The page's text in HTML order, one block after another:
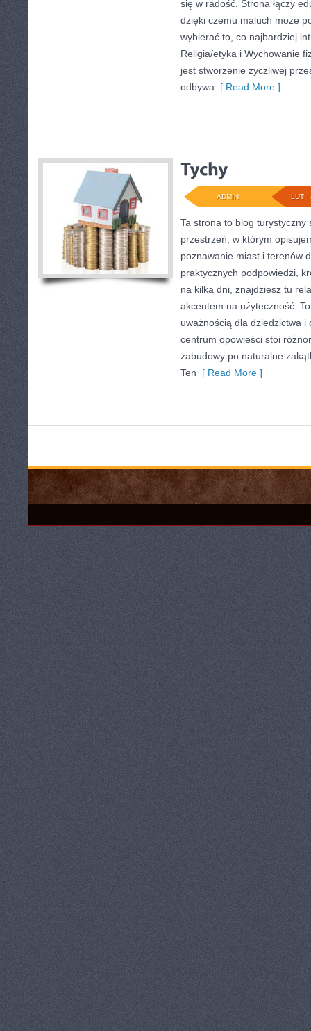
się w radość. Strona łączy
dzięki czemu maluch może
wybierać to, co najbardziej
Religia/etyka i Wychowanie
jest stworzenie życzliwej
odbywa [ Read More ]
LUT -
ADMIN
Ta strona to blog turystyczny
przestrzeń, w którym
poznawanie miast i terenów
praktycznych podpowiedzi,
na kilka dni, znajdziesz tu
akcentem na użyteczność.
uważnością dla dziedzictwa i
centrum opowieści stoi
zabudowy po naturalne
Ten [ Read More ]